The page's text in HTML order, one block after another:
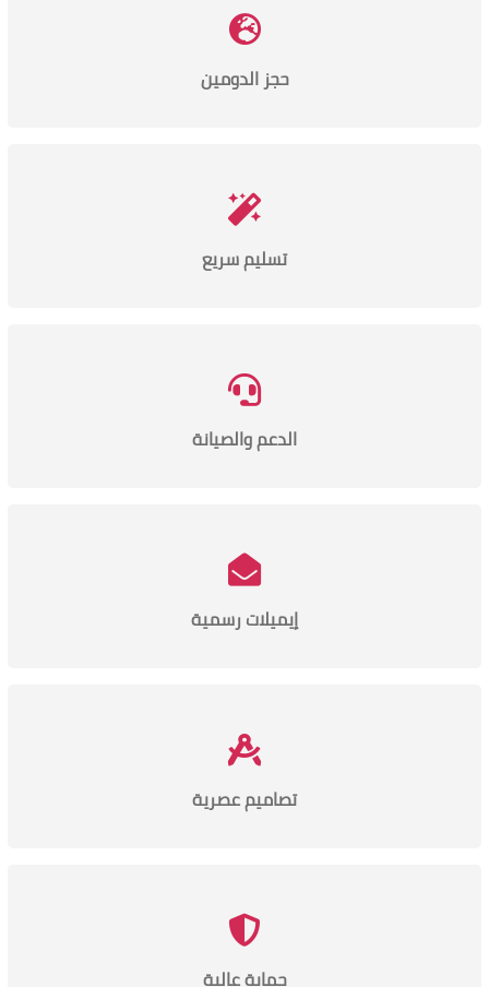
حجز الدومين
تسليم سريع
الدعم والصيانة
إيميلات رسمية
تصاميم عصرية
حماية عالية